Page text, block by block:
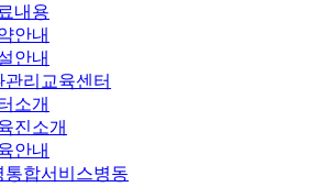
내용
안내
안내
관리교육센터
소개
진소개
안내
통합서비스병동